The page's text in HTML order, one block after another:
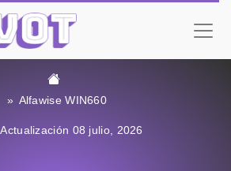
Alfawise WIN660
08 julio, 2026